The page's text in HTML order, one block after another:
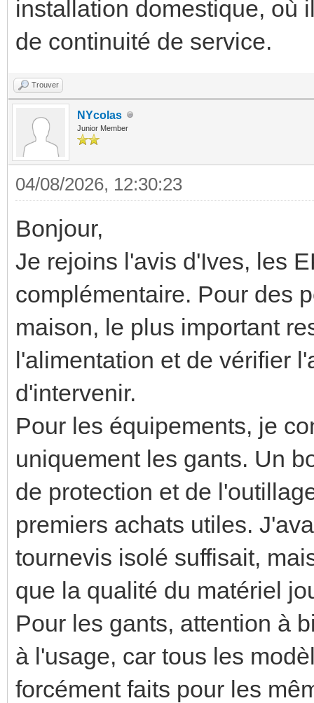
installation domestique, où
de continuité de service.
Trouver
NYcolas
Junior Member
04/08/2026, 12:30:23
Bonjour,
Je rejoins l'avis d'Ives, les
complémentaire. Pour des
maison, le plus important
l'alimentation et de vérifier
d'intervenir.
Pour les équipements, je
uniquement les gants. Un
de protection et de
premiers achats utiles.
tournevis isolé suffisait,
que la qualité du matériel
Pour les gants, attention à
à l'usage, car tous les
forcément faits pour les